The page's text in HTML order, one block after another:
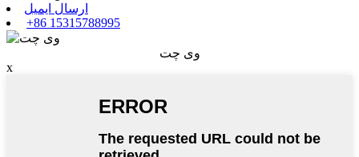
ارسال ایمیل
+86 15315788995
وی چت
x